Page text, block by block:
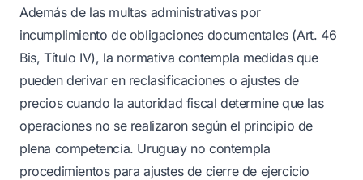
Además de las multas administrativas por
incumplimiento de obligaciones documentales (Art. 46
Bis, Título IV), la normativa contempla medidas que
pueden derivar en reclasificaciones o ajustes de
precios cuando la autoridad fiscal determine que las
operaciones no se realizaron según el principio de
plena competencia. Uruguay no contempla
procedimientos para ajustes de cierre de ejercicio